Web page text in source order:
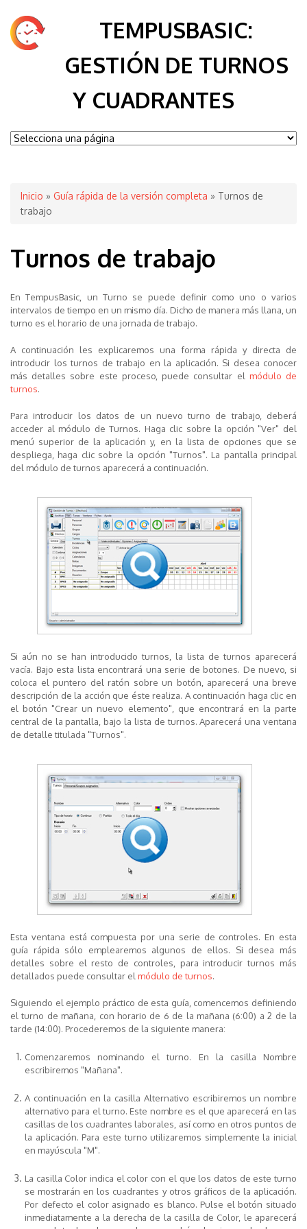
TEMPUSBASIC:
GESTIÓN DE TURNOS
Y CUADRANTES
Se encuentra usted aquí
Inicio » Guía rápida de la versión completa » Turnos de
trabajo
Turnos de trabajo
En TempusBasic, un Turno se puede definir como uno o varios
intervalos de tiempo en un mismo día. Dicho de manera más llana, un
turno es el horario de una jornada de trabajo.
A continuación les explicaremos una forma rápida y directa de
introducir los turnos de trabajo en la aplicación. Si desea conocer
más detalles sobre este proceso, puede consultar el módulo de
turnos.
Para introducir los datos de un nuevo turno de trabajo, deberá
acceder al módulo de Turnos. Haga clic sobre la opción "Ver" del
menú superior de la aplicación y, en la lista de opciones que se
despliega, haga clic sobre la opción "Turnos". La pantalla principal
del módulo de turnos aparecerá a continuación.
Si aún no se han introducido turnos, la lista de turnos aparecerá
vacía. Bajo esta lista encontrará una serie de botones. De nuevo, si
coloca el puntero del ratón sobre un botón, aparecerá una breve
descripción de la acción que éste realiza. A continuación haga clic en
el botón "Crear un nuevo elemento" , que encontrará en la parte
central de la pantalla, bajo la lista de turnos. Aparecerá una ventana
de detalle titulada "Turnos".
Esta ventana está compuesta por una serie de controles. En esta
guía rápida sólo emplearemos algunos de ellos. Si desea más
detalles sobre el resto de controles, para introducir turnos más
detallados puede consultar el módulo de turnos.
Siguiendo el ejemplo práctico de esta guía, comencemos definiendo
el turno de mañana, con horario de 6 de la mañana (6:00) a 2 de la
tarde (14:00). Procederemos de la siguiente manera:
Comenzaremos nominando el turno. En la casilla Nombre
escribiremos "Mañana".
A continuación en la casilla Alternativo escribiremos un nombre
alternativo para el turno. Este nombre es el que aparecerá en las
casillas de los cuadrantes laborales, así como en otros puntos de
la aplicación. Para este turno utilizaremos simplemente la inicial
en mayúscula "M".
La casilla Color indica el color con el que los datos de este turno
se mostrarán en los cuadrantes y otros gráficos de la aplicación.
Por defecto el color asignado es blanco. Pulse el botón situado
inmediatamente a la derecha de la casilla de Color, le aparecerá